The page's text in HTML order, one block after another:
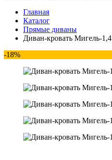
Главная
Каталог
Прямые диваны
Диван-кровать Мигель-1,4
-18%